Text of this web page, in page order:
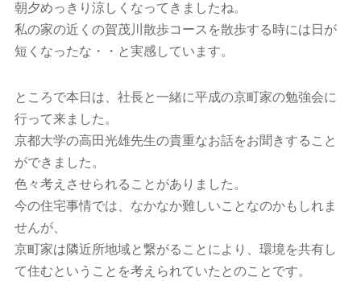
朝夕めっきり涼しくなってきましたね。
私の家の近くの賀茂川散歩コースを散歩する時には日が
短くなったな・・と実感しています。
ところで本日は、社長と一緒に平成の京町家の勉強会に
行って来ました。
京都大学の高田光雄先生の貴重なお話をお聞きすること
ができました。
色々考えさせられることがありました。
今の住宅事情では、なかなか難しいことなのかもしれま
せんが、
京町家は隣近所地域と繋がることにより、環境を共有し
て住むということを考えられていたとのことです。